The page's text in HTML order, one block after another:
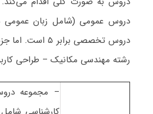
دروس تخصصی برابر
رشته مهندسی مکانیک – طراحی
– مجموعه